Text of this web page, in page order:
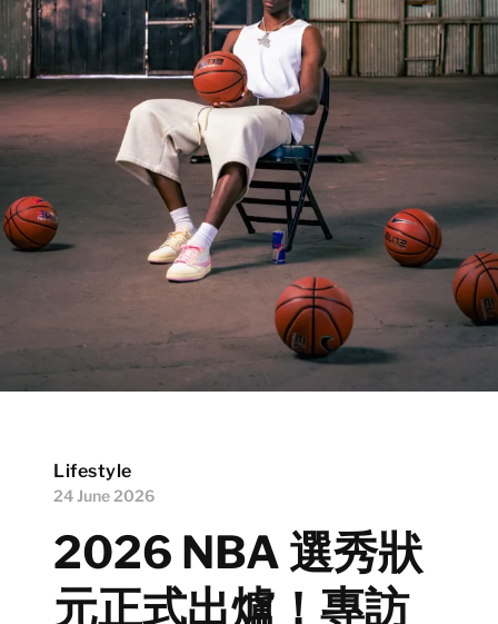
Lifestyle
24 June 2026
2026 NBA 選秀狀
元正式出爐！專訪